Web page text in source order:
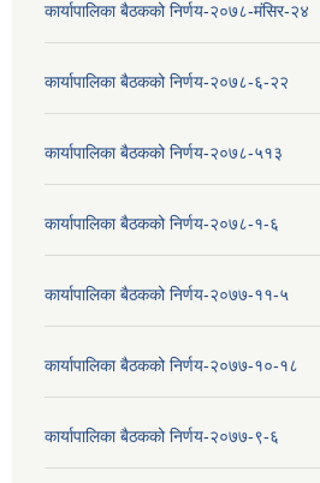
कार्यापालिका बैठकको निर्णय-२०७८-मंसिर-२४
कार्यापालिका बैठकको निर्णय-२०७८-६-२२
कार्यापालिका बैठकको निर्णय-२०७८-५१३
कार्यापालिका बैठकको निर्णय-२०७८-१-६
कार्यापालिका बैठकको निर्णय-२०७७-११-५
कार्यापालिका बैठकको निर्णय-२०७७-१०-१८
कार्यापालिका बैठकको निर्णय-२०७७-९-६